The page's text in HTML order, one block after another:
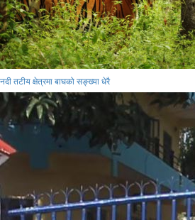
नदी तटीय क्षेत्रमा बाघको सङ्ख्या धेरै